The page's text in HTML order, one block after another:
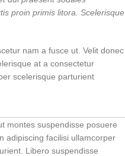
proin primis litora. Scelerisque
nam a fusce ut. Velit donec
at a consectetur
scelerisque parturient
montes suspendisse posuere
adipiscing facilisi ullamcorper
Libero suspendisse